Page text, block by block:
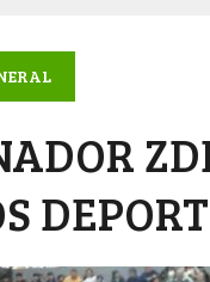
Y SPORTIVO-
ARSENAL, EN DOBLE